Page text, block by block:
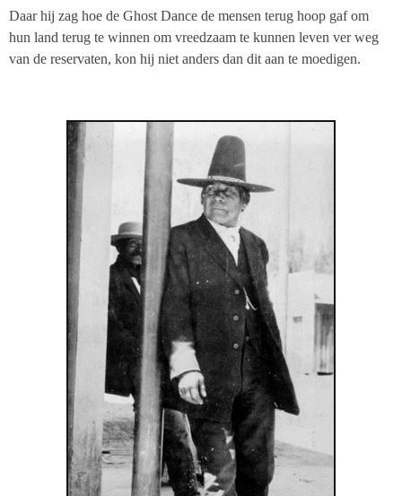
Daar hij zag hoe de Ghost Dance de mensen terug hoop gaf om
hun land terug te winnen om vreedzaam te kunnen leven ver weg
van de reservaten, kon hij niet anders dan dit aan te moedigen.